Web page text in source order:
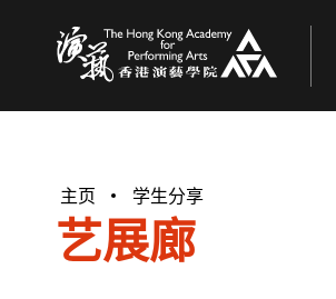
主页 学生分享
艺展廊